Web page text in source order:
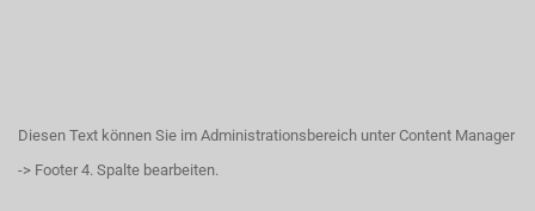
Diesen Text können Sie im Administrationsbereich unter Content Manager
-> Footer 4. Spalte bearbeiten.